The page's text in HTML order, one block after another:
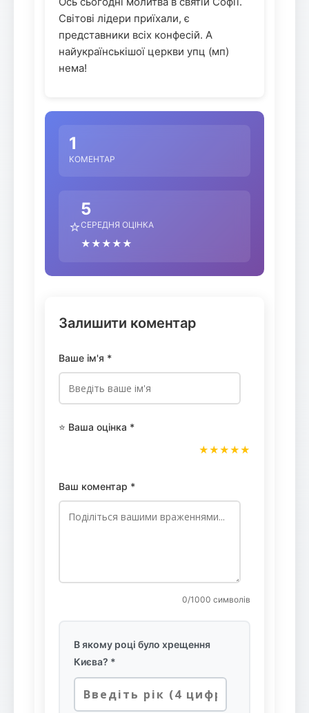
Світові лідери приїхали, є
представники всіх конфесій. А
найукраїнськішої церкви упц (мп)
нема!
1
КОМЕНТАР
⭐
5
СЕРЕДНЯ ОЦІНКА
★★★★★
Залишити коментар
Ваше ім'я *
⭐ Ваша оцінка *
★
★
★
★
★
Ваш коментар *
0/1000 символів
В якому році було хрещення
Києва? *